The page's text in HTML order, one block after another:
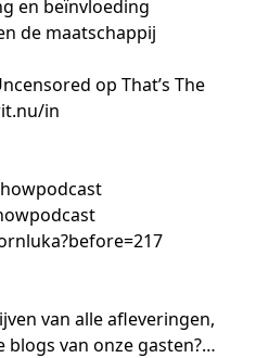
en beïnvloeding
de maatschappij
op That’s The
in
van alle afleveringen,
van onze gasten?